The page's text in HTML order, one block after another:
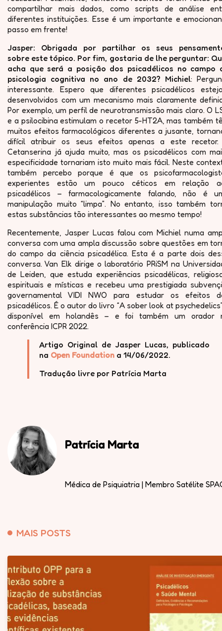
compartilhar mais dados, como scripts de análise
diferentes instituições. Esse é um importante e
passo em frente!
Jasper: Obrigada por partilhar os seus
sobre este tópico. Por fim, gostaria de lhe perguntar:
acha que será a posição dos psicadélicos no campo
psicologia cognitiva no ano de 2032? Michiel:
interessante. Espero que diferentes psicadélicos
desenvolvidos com um mecanismo mais claramente
Por exemplo, um perfil de neurotransmissão mais claro. O
e a psilocibina estimulam o recetor 5-HT2A, mas também
muitos efeitos farmacológicos diferentes a jusante,
difícil atribuir os seus efeitos apenas a este
Cetanserina já ajuda muito, mas os psicadélicos com
especificidade tornariam isto muito mais fácil. Neste
também percebo porque é que os
experientes estão um pouco céticos em relação
psicadélicos – farmacologicamente falando, não é
manipulação muito “limpa”. No entanto, isso também
estas substâncias tão interessantes ao mesmo tempo!
Recentemente, Jasper Lucas falou com Michiel numa
conversa com uma ampla discussão sobre questões em
do campo da ciência psicadélica. Esta é a parte dois
conversa. Van Elk dirige o laboratório PRiSM na
de Leiden, que estuda experiências psicadélicas,
espirituais e místicas e recebeu uma prestigiada
governamental VIDI NWO para estudar os efeitos
psicadélicos. É o autor do livro “A sober look at
disponível em holandês – e foi também um orador
conferência ICPR 2022.
Artigo Original de Jasper Lucas, publicado
na Open Foundation a 14/06/2022.
Tradução livre por Patrícia Marta
Patrícia Marta
Médica de Psiquiatria | Membro Satélite
MAIS POSTS